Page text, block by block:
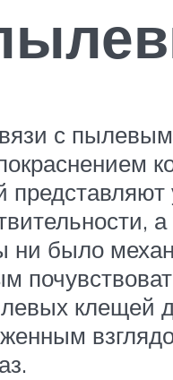
с
ни было
клещей